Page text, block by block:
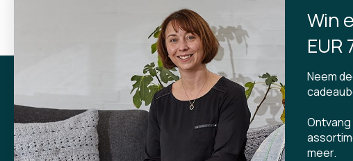
bij aankopen van meer dan 599 kr.
Levering
CONTACT
Tibladin
info@tibladin.dk
Win
EUR
Neem
meer.